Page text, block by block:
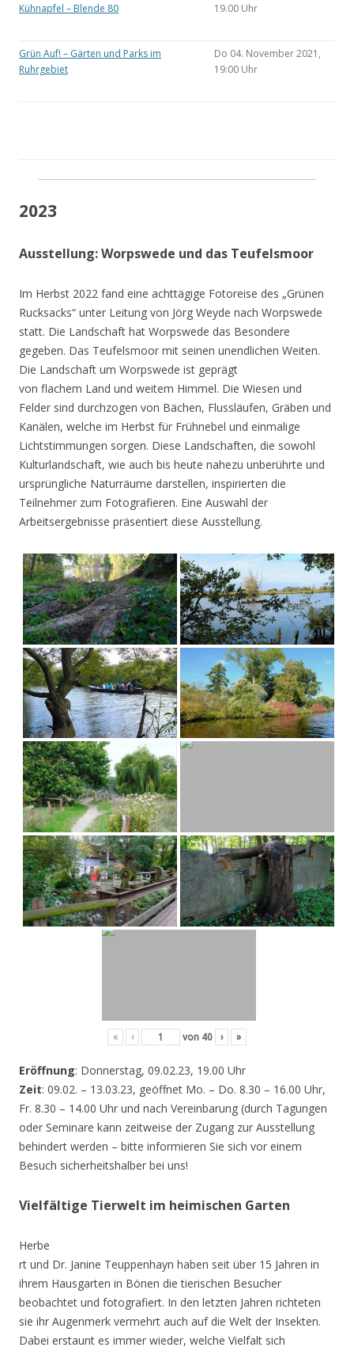
Kühnapfel – Blende 80
19.00 Uhr
Grün Auf! – Gärten und Parks im
Ruhrgebiet
Do 04. November 2021,
19:00 Uhr
2023
Ausstellung: Worpswede und das Teufelsmoor
Im Herbst 2022 fand eine achttägige Fotoreise des „Grünen
Rucksacks“ unter Leitung von Jörg Weyde nach Worpswede
statt. Die Landschaft hat Worpswede das Besondere
gegeben. Das Teufelsmoor mit seinen unendlichen Weiten.
Die Landschaft um Worpswede ist geprägt
von flachem Land und weitem Himmel. Die Wiesen und
Felder sind durchzogen von Bächen, Flussläufen, Gräben und
Kanälen, welche im Herbst für Frühnebel und einmalige
Lichtstimmungen sorgen. Diese Landschaften, die sowohl
Kulturlandschaft, wie auch bis heute nahezu unberührte und
ursprüngliche Naturräume darstellen, inspirierten die
Teilnehmer zum Fotografieren. Eine Auswahl der
Arbeitsergebnisse präsentiert diese Ausstellung.
« ‹ von 40 › »
Eröffnung: Donnerstag, 09.02.23, 19.00 Uhr
Zeit: 09.02. – 13.03.23, geöffnet Mo. – Do. 8.30 – 16.00 Uhr,
Fr. 8.30 – 14.00 Uhr und nach Vereinbarung (durch Tagungen
oder Seminare kann zeitweise der Zugang zur Ausstellung
behindert werden – bitte informieren Sie sich vor einem
Besuch sicherheitshalber bei uns!
Vielfältige Tierwelt im heimischen Garten
Herbe
rt und Dr. Janine Teuppenhayn haben seit über 15 Jahren in
ihrem Hausgarten in Bönen die tierischen Besucher
beobachtet und fotografiert. In den letzten Jahren richteten
sie ihr Augenmerk vermehrt auch auf die Welt der Insekten.
Dabei erstaunt es immer wieder, welche Vielfalt sich